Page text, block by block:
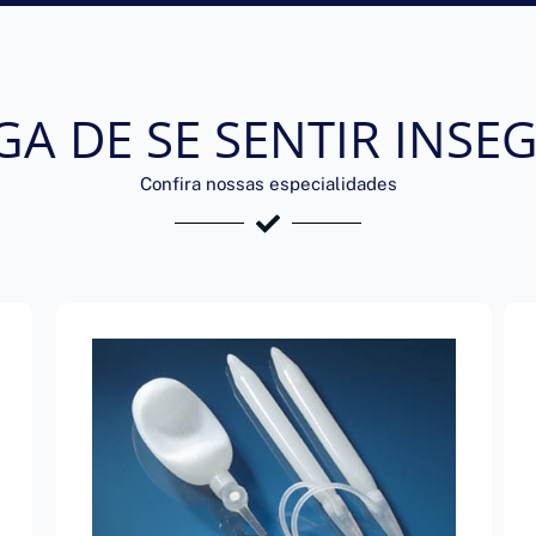
DE SE SENTIR
Confira nossas especialidades